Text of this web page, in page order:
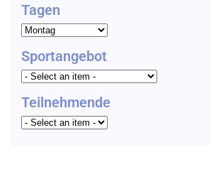
Tagen
Sportangebot
Teilnehmende